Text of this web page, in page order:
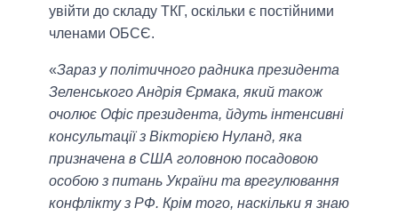
увійти до складу ТКГ, оскільки є постійними
членами ОБСЄ.
«Зараз у політичного радника президента
Зеленського Андрія Єрмака, який також
очолює Офіс президента, йдуть інтенсивні
консультації з Вікторією Нуланд, яка
призначена в США головною посадовою
особою з питань України та врегулювання
конфлікту з РФ. Крім того, наскільки я знаю